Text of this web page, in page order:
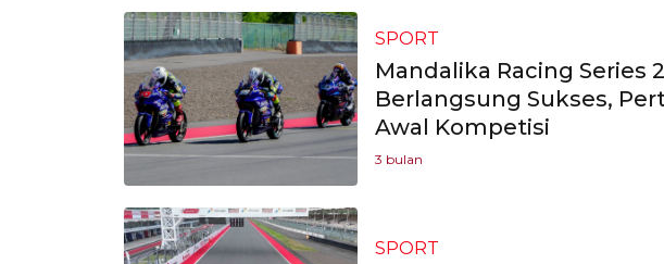
SPORT
Mandalika Racing Series
Berlangsung Sukses,
Awal Kompetisi
3 bulan
SPORT